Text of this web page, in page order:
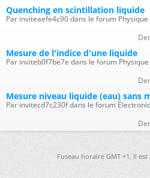
Quenching en scintillation liquide
Par inviteaefe4c90 dans le forum Physique
Mesure de l'indice d'une liquide
Par inviteb0f7be7e dans le forum Physique
Mesure niveau liquide (eau) sans
Par invitecd7c230f dans le forum
Fuseau horaire GMT +1. Il